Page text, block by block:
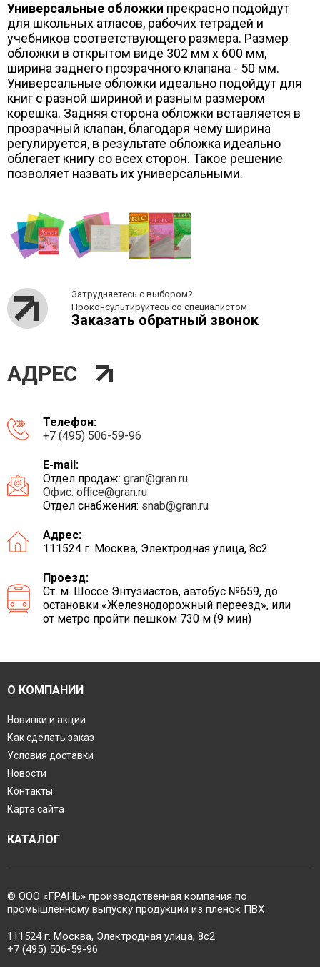
Универсальные обложки прекрасно подойдут
для школьных атласов, рабочих тетрадей и
учебников соответствующего размера. Размер
обложки в открытом виде 302 мм х 600 мм,
ширина заднего прозрачного клапана - 50 мм.
Универсальные обложки идеально подойдут для
книг с разной шириной и разным размером
корешка. Задняя сторона обложки вставляется в
прозрачный клапан, благодаря чему ширина
регулируется, в результате обложка идеально
облегает книгу со всех сторон. Такое решение
позволяет назвать их универсальными.
Затрудняетесь с выбором?
Проконсультируйтесь со специалистом
Заказать обратный звонок
АДРЕС
Телефон:
+7 (495) 506-59-96
E-mail:
Отдел продаж: gran@gran.ru
Офис: office@gran.ru
Отдел снабжения: snab@gran.ru
Адрес:
111524 г. Москва, Электродная улица, 8с2
Проезд:
Ст. м. Шоссе Энтузиастов, автобус №659, до
остановки «Железнодорожный переезд», или
от метро пройти пешком 730 м (9 мин)
О КОМПАНИИ
Новинки и акции
Как сделать заказ
Условия доставки
Новости
Контакты
Карта сайта
КАТАЛОГ
© ООО «ГРАНЬ» производственная компания по
промышленному выпуску продукции из пленок ПВХ
111524 г. Москва, Электродная улица, 8с2
+7 (495) 506-59-96